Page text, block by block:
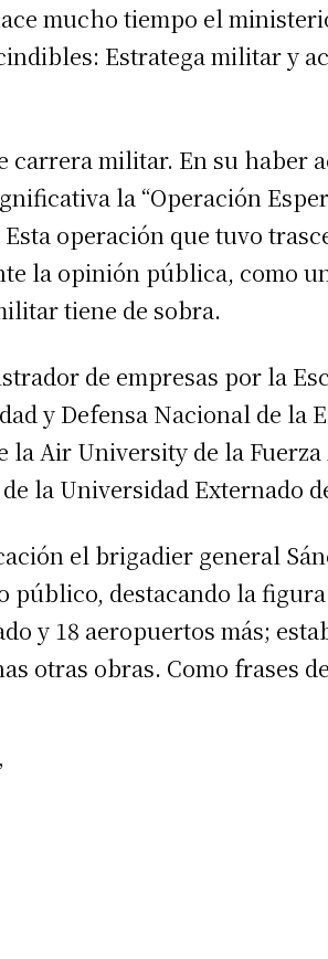
mucho tiempo el
Estratega militar y
carrera militar. En su haber
la “Operación
operación que tuvo
la opinión pública, como
tiene de sobra.
de empresas por la
y Defensa Nacional de la
Air University de la
la Universidad Externado
el brigadier general
destacando la
y 18 aeropuertos más;
otras obras. Como frases